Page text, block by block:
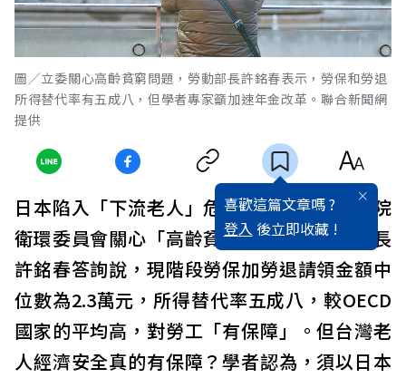
圖／立委關心高齡貧窮問題，勞動部長許銘春表示，勞保和勞退
所得替代率有五成八，但學者專家籲加速年金改革。聯合新聞網
提供
喜歡這篇文章嗎 ?
登入 後立即收藏 !
日本陷入「下流老人」危機，昨立委在立法院
衛環委員會關心「高齡貧窮」議題，勞動部長
許銘春答詢說，現階段勞保加勞退請領金額中
位數為2.3萬元，所得替代率五成八，較OECD
國家的平均高，對勞工「有保障」。但台灣老
人經濟安全真的有保障？學者認為，須以日本